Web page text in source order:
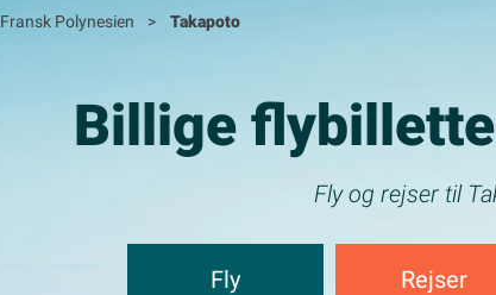
Fransk Polynesien > Takapoto
Billige
Fly og rejser til
Fly Rejser